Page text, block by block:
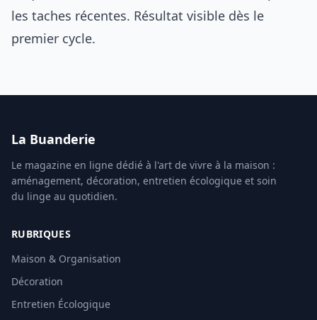
les taches récentes. Résultat visible dès le
premier cycle.
La Buanderie
Le magazine en ligne dédié à l'art de vivre à la maison :
aménagement, décoration, entretien écologique et soin
du linge au quotidien.
RUBRIQUES
Maison & Organisation
Décoration
Entretien Écologique